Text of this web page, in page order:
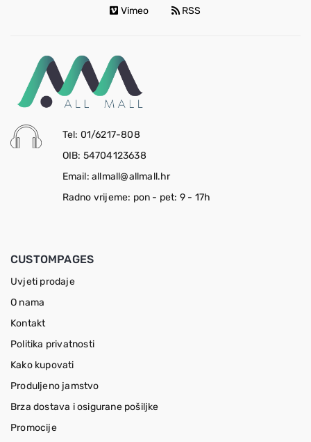
Vimeo RSS
Tel: 01/6217-808
OIB: 54704123638
Email: allmall@allmall.hr
Radno vrijeme: pon - pet: 9 - 17h
CUSTOMPAGES
Uvjeti prodaje
O nama
Kontakt
Politika privatnosti
Kako kupovati
Produljeno jamstvo
Brza dostava i osigurane pošiljke
Promocije